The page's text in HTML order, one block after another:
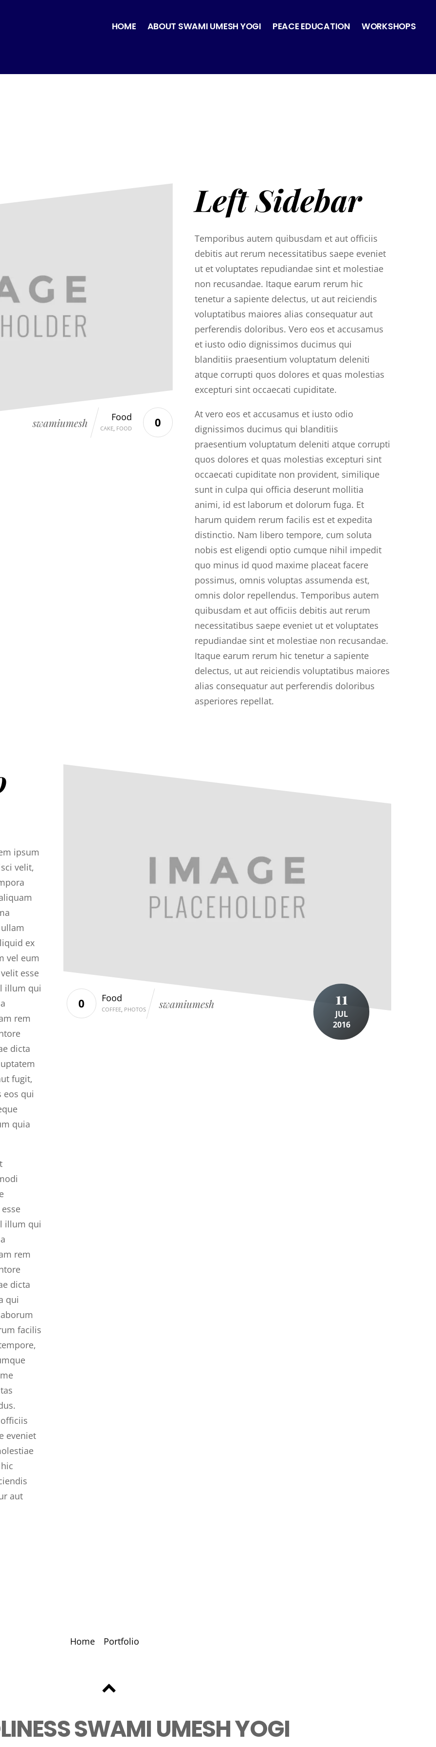
HOME ABOUT SWAMI UMESH YOGI PEACE EDUCATION WORKSHOPS
swamiumesh Food
CAKE FOOD 0
Left Sidebar
Temporibus autem quibusdam et aut officiis
debitis aut rerum necessitatibus saepe eveniet
ut et voluptates repudiandae sint et molestiae
non recusandae. Itaque earum rerum hic
tenetur a sapiente delectus, ut aut reiciendis
voluptatibus maiores alias consequatur aut
perferendis doloribus. Vero eos et accusamus
et iusto odio dignissimos ducimus qui
blanditiis praesentium voluptatum deleniti
atque corrupti quos dolores et quas molestias
excepturi sint occaecati cupiditate.
At vero eos et accusamus et iusto odio
dignissimos ducimus qui blanditiis
praesentium voluptatum deleniti atque corrupti
quos dolores et quas molestias excepturi sint
occaecati cupiditate non provident, similique
sunt in culpa qui officia deserunt mollitia
animi, id est laborum et dolorum fuga. Et
harum quidem rerum facilis est et expedita
distinctio. Nam libero tempore, cum soluta
nobis est eligendi optio cumque nihil impedit
quo minus id quod maxime placeat facere
possimus, omnis voluptas assumenda est,
omnis dolor repellendus. Temporibus autem
quibusdam et aut officiis debitis aut rerum
necessitatibus saepe eveniet ut et voluptates
repudiandae sint et molestiae non recusandae.
Itaque earum rerum hic tenetur a sapiente
delectus, ut aut reiciendis voluptatibus maiores
alias consequatur aut perferendis doloribus
asperiores repellat.
11
JUL
2016
swamiumesh
Food
COFFEE PHOTOS
0
ipsum
velit,
ex
vel eum
esse
illum qui
rem
dicta
fugit,
eos qui
quia
illum qui
rem
dicta
qui
facilis
eveniet
aut
Home Portfolio
SWAMI UMESH YOGI